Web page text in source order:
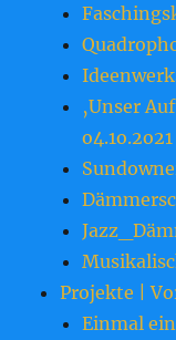
‚Unser
o4.1o.2o21
Projekte |
Einmal